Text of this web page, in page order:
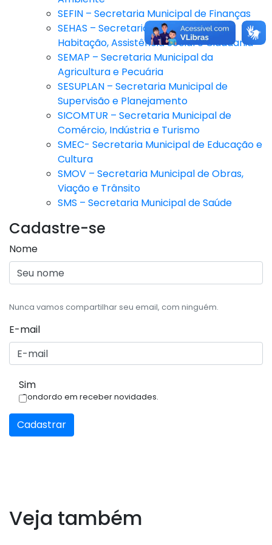
SEFIN – Secretaria Municipal de Finanças
SEHAS – Secretaria Municipal de
Habitação, Assistência Social e Cidadania
SEMAP – Secretaria Municipal da
Agricultura e Pecuária
SESUPLAN – Secretaria Municipal de
Supervisão e Planejamento
SICOMTUR – Secretaria Municipal de
Comércio, Indústria e Turismo
SMEC- Secretaria Municipal de Educação e
Cultura
SMOV – Secretaria Municipal de Obras,
Viação e Trânsito
SMS – Secretaria Municipal de Saúde
Cadastre-se
Nome
Nunca vamos compartilhar seu email, com ninguém.
E-mail
Sim
Condordo em receber novidades.
Cadastrar
Veja também